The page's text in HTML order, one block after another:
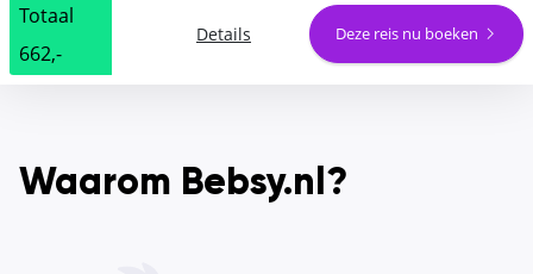
Totaal
662,-
Details Deze reis nu boeken
Waarom Bebsy.nl?